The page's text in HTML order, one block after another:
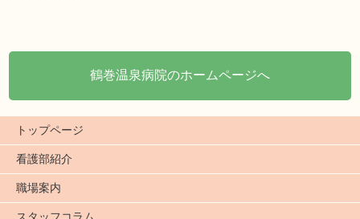
鶴巻温泉病院のホームページへ
トップページ
看護部紹介
職場案内
スタッフコラム